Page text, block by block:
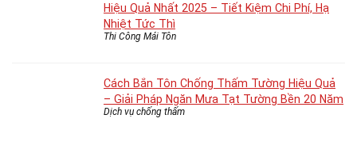
Hiệu Quả Nhất 2025 – Tiết Kiệm Chi Phí, Hạ
Nhiệt Tức Thì
Thi Công Mái Tôn
Cách Bắn Tôn Chống Thấm Tường Hiệu Quả
– Giải Pháp Ngăn Mưa Tạt Tường Bền 20 Năm
Dịch vụ chống thấm